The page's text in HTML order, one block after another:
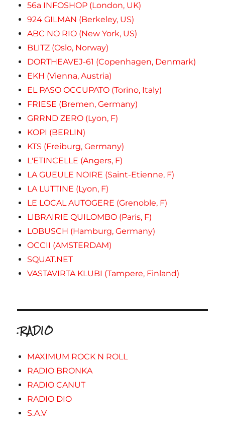
56a INFOSHOP (London, UK)
924 GILMAN (Berkeley, US)
ABC NO RIO (New York, US)
BLITZ (Oslo, Norway)
DORTHEAVEJ-61 (Copenhagen, Denmark)
EKH (Vienna, Austria)
EL PASO OCCUPATO (Torino, Italy)
FRIESE (Bremen, Germany)
GRRND ZERO (Lyon, F)
KOPI (BERLIN)
KTS (Freiburg, Germany)
L'ETINCELLE (Angers, F)
LA GUEULE NOIRE (Saint-Etienne, F)
LA LUTTINE (Lyon, F)
LE LOCAL AUTOGERE (Grenoble, F)
LIBRAIRIE QUILOMBO (Paris, F)
LOBUSCH (Hamburg, Germany)
OCCII (AMSTERDAM)
SQUAT.NET
VASTAVIRTA KLUBI (Tampere, Finland)
.RADIO
MAXIMUM ROCK N ROLL
RADIO BRONKA
RADIO CANUT
RADIO DIO
S.A.V